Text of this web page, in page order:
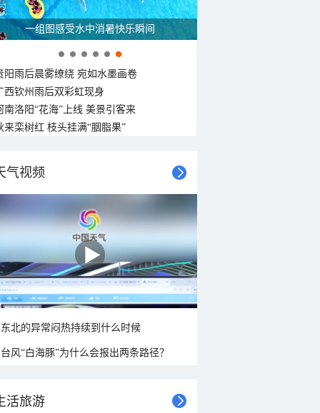
一组图感受水中消暑快乐瞬间
阳雨后晨雾缭绕 宛如水墨画卷
西钦州雨后双彩虹现身
南洛阳“花海”上线 美景引客来
来栾树红 枝头挂满“胭脂果”
气视频
东北的异常闷热持续到什么时候
台风“白海豚”为什么会报出两条路径？
活旅游